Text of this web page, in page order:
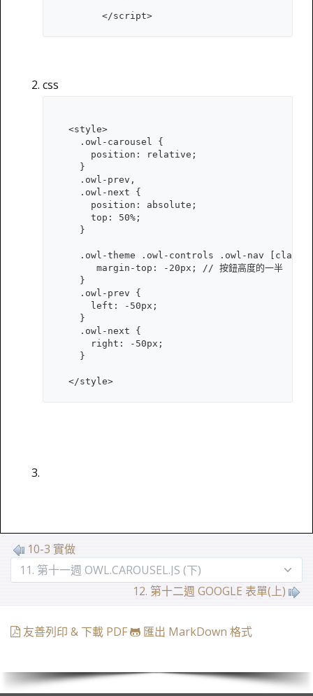
	</script>
css
  <style>
    .owl-carousel {
      position: relative;
    }
    .owl-prev,
    .owl-next {
      position: absolute;
      top: 50%;
    }
.owl-theme .owl-controls .owl-nav
       margin-top: -20px; // 按鈕高度的一半
    }
    .owl-prev {
      left: -50px;
    }
    .owl-next {
      right: -50px;
    }
  </style>
10-3 實做
12. 第十二週 GOOGLE 表單(上)
友善列印 & 下載 PDF 匯出 MarkDown 格式